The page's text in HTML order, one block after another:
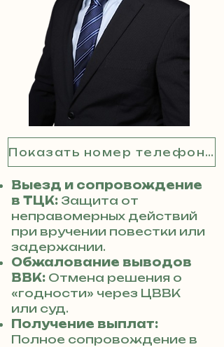
Показать номер телефона
Выезд и сопровождение
в ТЦК: Защита от
неправомерных действий
при вручении повестки или
задержании.
Обжалование выводов
ВВК: Отмена решения о
«годности» через ЦВВК
или суд.
Получение выплат:
Полное сопровождение в